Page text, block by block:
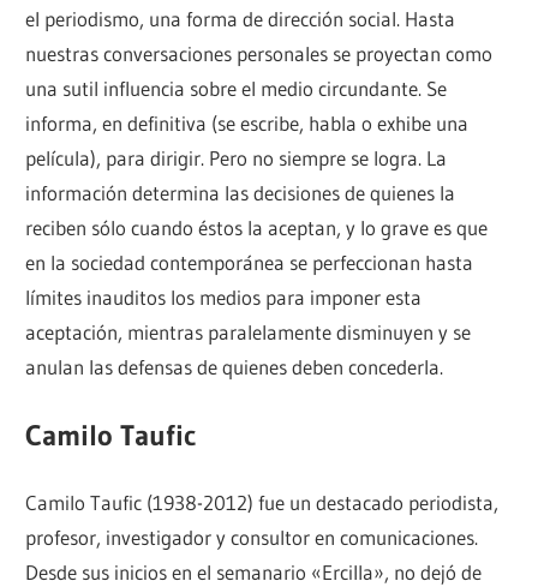
el periodismo, una forma de dirección social. Hasta
nuestras conversaciones personales se proyectan como
una sutil influencia sobre el medio circundante. Se
informa, en definitiva (se escribe, habla o exhibe una
película), para dirigir. Pero no siempre se logra. La
información determina las decisiones de quienes la
reciben sólo cuando éstos la aceptan, y lo grave es que
en la sociedad contemporánea se perfeccionan hasta
límites inauditos los medios para imponer esta
aceptación, mientras paralelamente disminuyen y se
anulan las defensas de quienes deben concederla.
Camilo Taufic
Camilo Taufic (1938-2012) fue un destacado periodista,
profesor, investigador y consultor en comunicaciones.
Desde sus inicios en el semanario «Ercilla», no dejó de